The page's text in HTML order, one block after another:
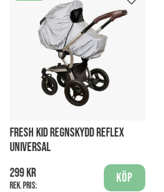
FRESH KID REGNSKYDD REFLEX
UNIVERSAL
299 kr
Rek. pris:
Köp